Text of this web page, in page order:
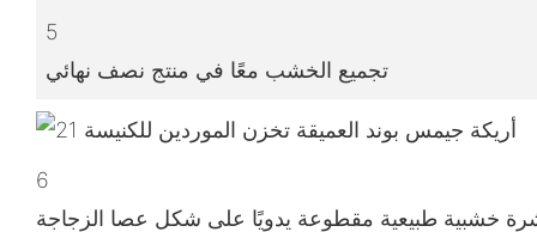
5
تجميع الخشب معًا في منتج نصف نهائي
6
خشبية طبيعية مقطوعة يدويًا على شكل عصا الزجاجة